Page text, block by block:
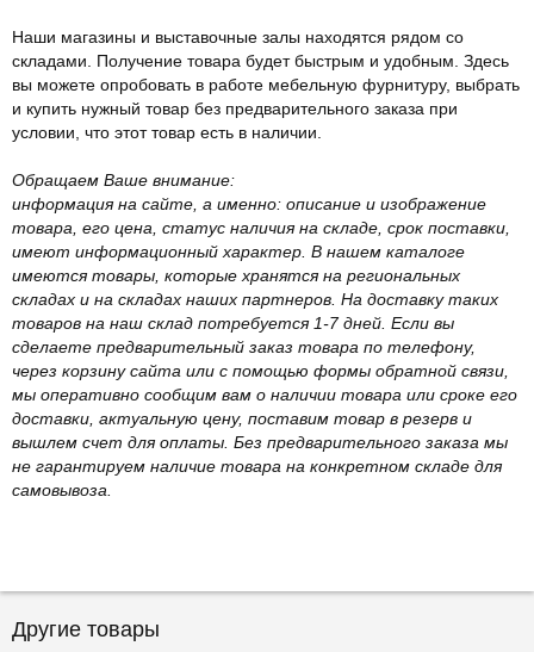
Наши магазины и выставочные залы находятся рядом со
складами. Получение товара будет быстрым и удобным. Здесь
вы можете опробовать в работе мебельную фурнитуру, выбрать
и купить нужный товар без предварительного заказа при
условии, что этот товар есть в наличии.
Обращаем Ваше внимание:
информация на сайте, а именно: описание и изображение
товара, его цена, статус наличия на складе, срок поставки,
имеют информационный характер. В нашем каталоге
имеются товары, которые хранятся на региональных
складах и на складах наших партнеров. На доставку таких
товаров на наш склад потребуется 1-7 дней. Если вы
сделаете предварительный заказ товара по телефону,
через корзину сайта или с помощью формы обратной связи,
мы оперативно сообщим вам о наличии товара или сроке его
доставки, актуальную цену, поставим товар в резерв и
вышлем счет для оплаты. Без предварительного заказа мы
не гарантируем наличие товара на конкретном складе для
самовывоза.
Другие товары